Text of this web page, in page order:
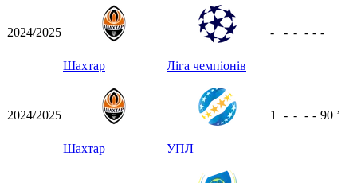
2024/2025
Шахтар Ліга чемпіонів
- - - - - -
2024/2025
Шахтар УПЛ
1 - - - - 90 ʼ